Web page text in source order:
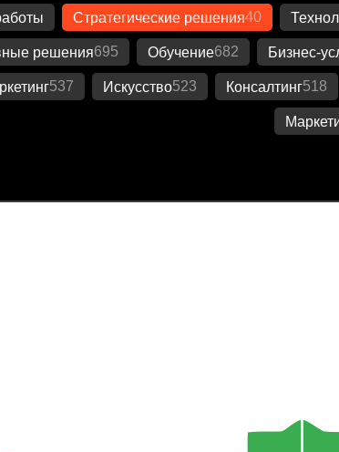
Стратегические решения40
решения695 Обучение682 Бизнес-
537 Искусство523 Консалтинг518